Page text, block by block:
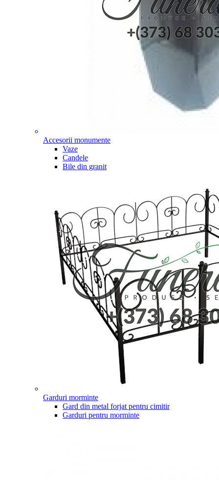
Accesorii monumente
Vaze
Candele
Bile din granit
Garduri morminte
Gard din metal forjat pentru cimitir
Garduri pentru morminte